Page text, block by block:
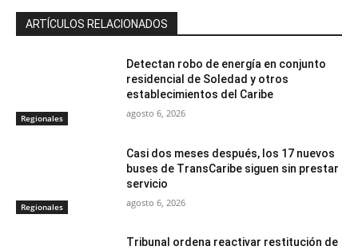
ARTÍCULOS RELACIONADOS
Regionales
Detectan robo de energía en conjunto
residencial de Soledad y otros
establecimientos del Caribe
agosto 6, 2026
Regionales
Casi dos meses después, los 17 nuevos
buses de TransCaribe siguen sin prestar
servicio
agosto 6, 2026
Tribunal ordena reactivar restitución de